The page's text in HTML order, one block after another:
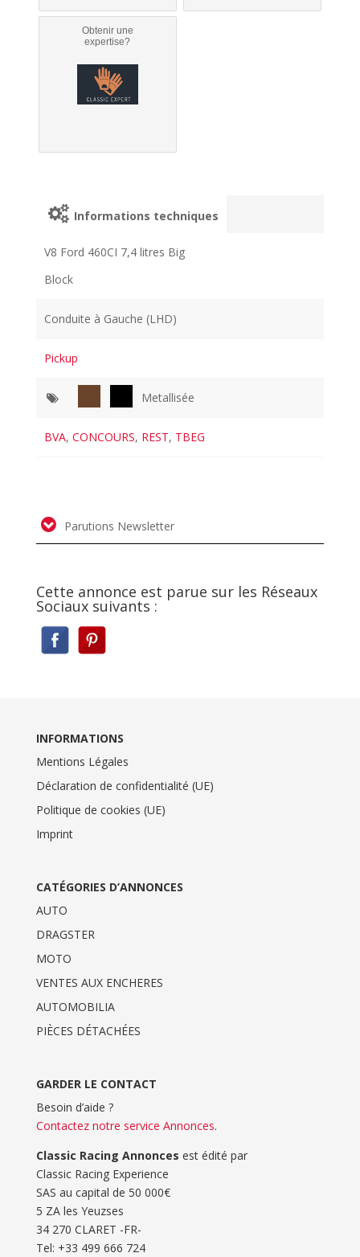
Obtenir une
expertise?
Informations techniques
V8 Ford 460CI 7,4 litres Big
Block
Conduite à Gauche (LHD)
Pickup
Metallisée
BVA,CONCOURS, REST, TBEG
Parutions Newsletter
Cette annonce est parue sur les Réseaux
Sociaux suivants :
INFORMATIONS
Mentions Légales
Déclaration de confidentialité (UE)
Politique de cookies (UE)
Imprint
CATÉGORIES D’ANNONCES
AUTO
DRAGSTER
MOTO
VENTES AUX ENCHERES
AUTOMOBILIA
PIÈCES DÉTACHÉES
GARDER LE CONTACT
Besoin d’aide ?
Contactez notre service Annonces.
Classic Racing Annonces est édité par
Classic Racing Experience
SAS au capital de 50 000€
5 ZA les Yeuzses
34 270 CLARET -FR-
Tel: ‭+33 499 666 724‬